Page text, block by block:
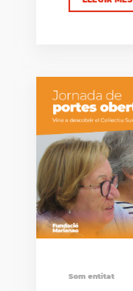
Som entitat